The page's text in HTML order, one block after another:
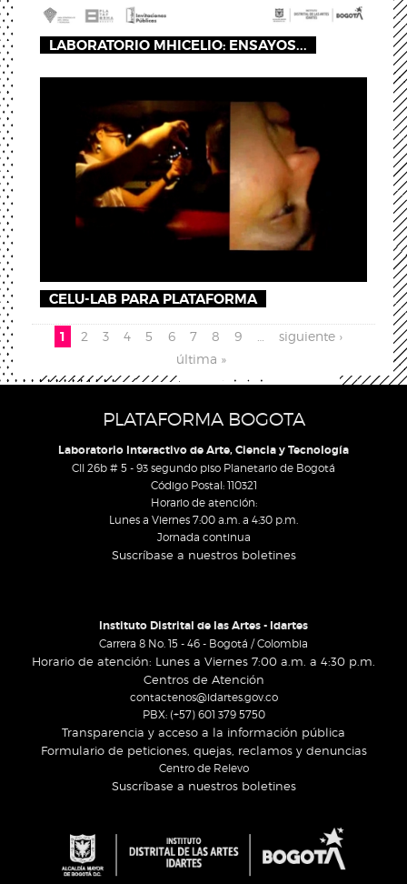
LABORATORIO MHICELIO: ENSAYOS...
CELU-LAB PARA PLATAFORMA
Pages
1 2 3 4 5 6 7 8 9
siguiente ›
última »
PLATAFORMA BOGOTA
Laboratorio Interactivo de Arte, Ciencia y Tecnología
Cll 26b # 5 - 93 segundo piso Planetario de Bogotá
Código Postal: 110321
Horario de atención:
Lunes a Viernes 7:00 a.m. a 4:30 p.m.
Jornada continua
Suscríbase a nuestros boletines
Instituto Distrital de las Artes - Idartes
Carrera 8 No. 15 - 46 - Bogotá / Colombia
Horario de atención: Lunes a Viernes 7:00 a.m. a 4:30 p.m.
Centros de Atención
contactenos@idartes.gov.co
PBX: (+57) 601 379 5750
Transparencia y acceso a la información pública
Formulario de peticiones, quejas, reclamos y denuncias
Centro de Relevo
Suscríbase a nuestros boletines